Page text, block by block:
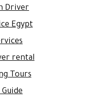
Driver
Egypt
rental
Tours